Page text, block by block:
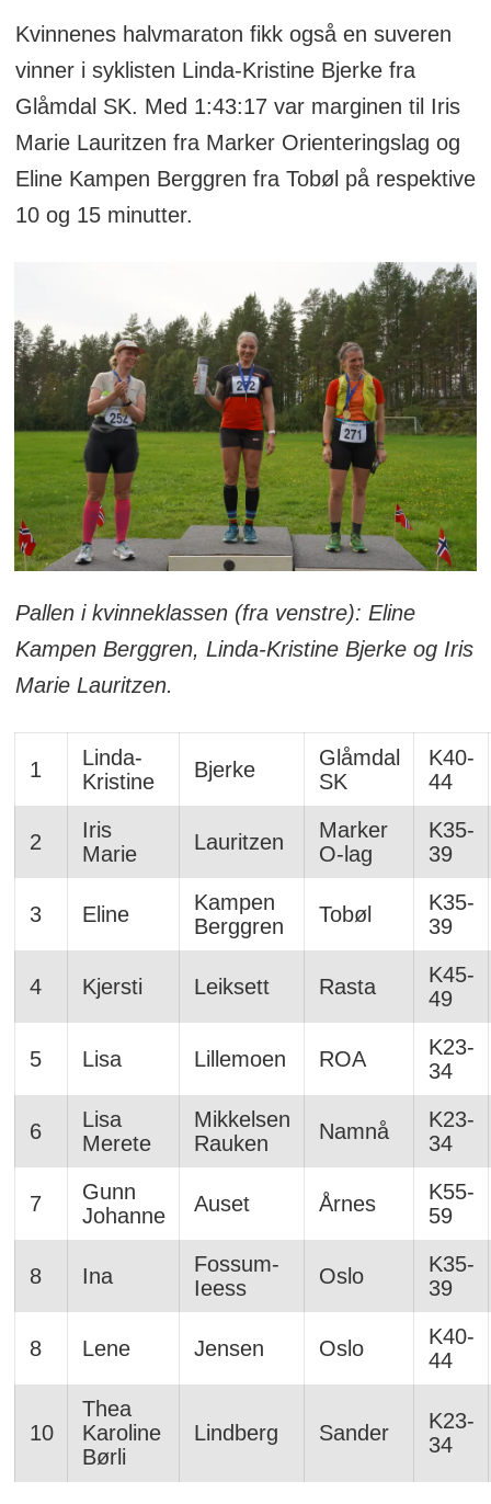
Kvinnenes halvmaraton fikk også en suveren
vinner i syklisten Linda-Kristine Bjerke fra
Glåmdal SK. Med 1:43:17 var marginen til Iris
Marie Lauritzen fra Marker Orienteringslag og
Eline Kampen Berggren fra Tobøl på respektive
10 og 15 minutter.
Pallen i kvinneklassen (fra venstre): Eline
Kampen Berggren, Linda-Kristine Bjerke og Iris
Marie Lauritzen.
1
Linda-
Kristine
Bjerke
Glåmdal
SK
K40-
44
2
Iris
Marie
Lauritzen
Marker
O-lag
K35-
39
3 Eline
Kampen
Berggren
Tobøl
K35-
39
4 Kjersti Leiksett Rasta
K45-
49
5 Lisa Lillemoen ROA
K23-
34
6
Lisa
Merete
Mikkelsen
Rauken
Namnå
K23-
34
7
Gunn
Johanne
Auset Årnes
K55-
59
8 Ina
Fossum-
Ieess
Oslo
K35-
39
8 Lene Jensen Oslo
K40-
44
10
Thea
Karoline
Børli
Lindberg Sander
K23-
34